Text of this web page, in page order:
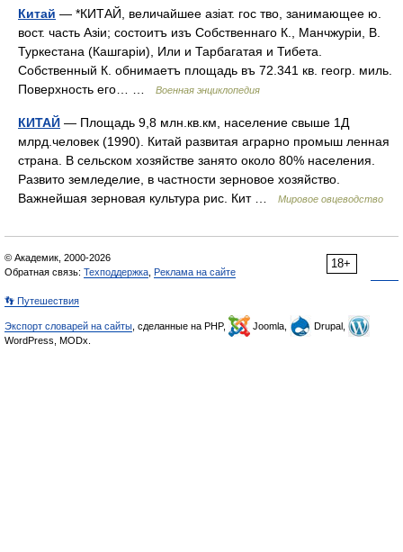
Китай — *КИТАЙ, величайшее азіат. гос тво, занимающее ю.
вост. часть Азіи; состоитъ изъ Собственнаго К., Манчжуріи, В.
Туркестана (Кашгаріи), Или и Тарбагатая и Тибета.
Собственный К. обнимаетъ площадь въ 72.341 кв. геогр. миль.
Поверхность его… …
Военная энциклопедия
КИТАЙ — Площадь 9,8 млн.кв.км, население свыше 1Д
млрд.человек (1990). Китай развитая аграрно промыш ленная
страна. В сельском хозяйстве занято около 80% населения.
Развито земледелие, в частности зерновое хозяйство.
Важнейшая зерновая культура рис. Кит …
Мировое овцеводство
18+
© Академик, 2000-2026
Обратная связь: Техподдержка Реклама на сайте
👣 Путешествия
Экспорт словарей на сайты , сделанные на PHP, Joomla,
Drupal,
WordPress, MODx.